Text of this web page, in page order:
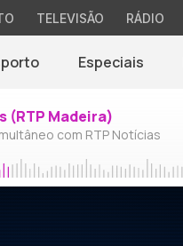
TELEVISÃO RÁDIO
Especiais
(RTP Madeira)
com RTP Notícias